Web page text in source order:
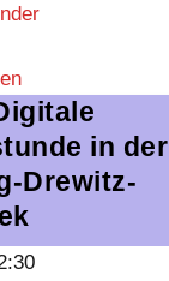
in der
Drewitz-